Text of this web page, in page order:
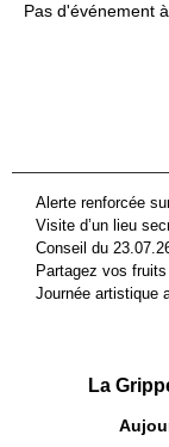
Pas d'événement
Alerte renforcée
Visite d’un lieu
Conseil du
Partagez vos
Journée artistique
La